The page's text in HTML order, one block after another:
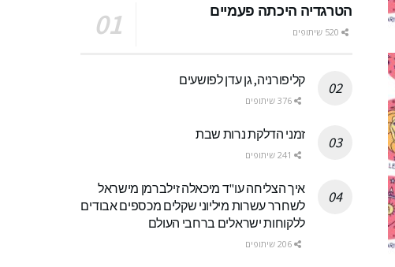
הטרגדיה היכתה פעמיים
קליפורניה, גן עדן לפושעים
זמני הדלקת נרות שבת
איך הצליחה עו"ד מיכאלה זילברמן מישראל
לשחרר עשרות מיליוני שקלים מכספים אבודים
ללקוחות ישראלים ברחבי העולם